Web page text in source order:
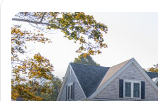
Buat
5-
6
Angka
Dengan
Jadi